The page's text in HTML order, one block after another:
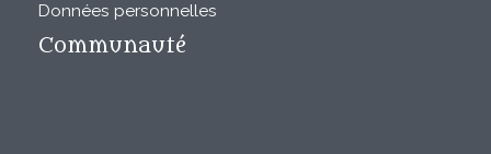
Données personnelles
Communauté